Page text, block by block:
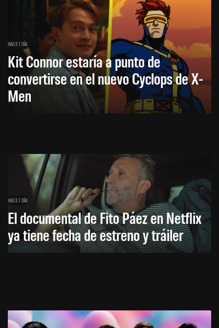
HACE 1 DÍA
Kit Connor estaría a punto de
convertirse en el nuevo Cyclops de X-
Men
HACE 1 DÍA
El documental de Fito Páez en Netflix
ya tiene fecha de estreno y tráiler